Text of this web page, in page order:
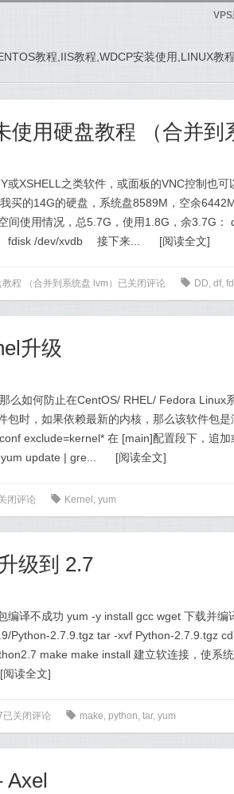
教程,IIS教程,WDCP安装使用,LINUX教
XSHELL之类软件，或面板的VNC控制也可
的14G的硬盘，系统盘8589M，空余
间使用情况，总5.7G，使用1.8G，余3.7G：
fdisk /dev/xvdb 接下来...
[阅读全文]
程 （合并到系统盘 lvm） 已关闭评论 0 DD, df,
升级
么如何防止在CentOS/ RHEL/ Fedora Linux
时，如果依赖最新的内核，那么该软件包是
exclude=kernel* 在 [main]配置段下，追加
update | gre...
[阅读全文]
闭评论 0 Kernel , yum
级到 2.7
编译不成功 yum -y install gcc wget 下载并编
Python-2.7.9.tgz tar -xvf Python-2.7.9.tgz cd
make make install 建立软连接，使系
[阅读全文]
已关闭评论 0 make, python, tar, yum
Axel